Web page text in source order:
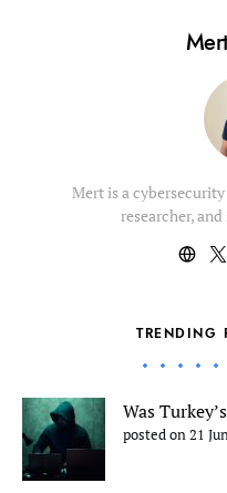
Mert is a
researcher,
TRENDING
Was
posted on 21